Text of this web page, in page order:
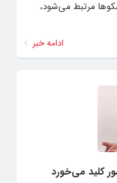
سکوها مرتبط می‌شود،
ادامه خبر
کلید می‌خورد